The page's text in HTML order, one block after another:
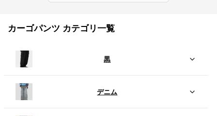
カーゴパンツ カテゴリ一覧
黒
デニム